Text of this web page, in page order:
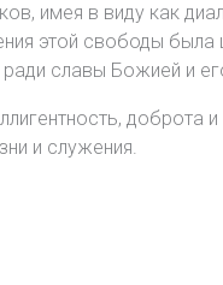
имея в виду как
этой свободы была
славы Божией и
доброта
и служения.